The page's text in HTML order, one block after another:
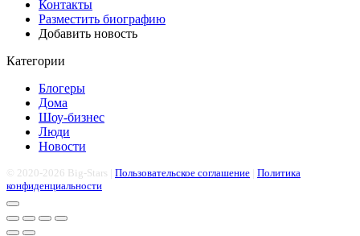
Контакты
Разместить биографию
Добавить новость
Категории
Блогеры
Дома
Шоу-бизнес
Люди
Новости
© 2020-2026 Big-Stars | Пользовательское соглашение Политика
конфиденциальности